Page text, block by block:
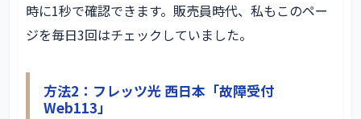
時に1秒で確認できます。販売員時代、私もこのペー
ジを毎日3回はチェックしていました。
方法2：フレッツ光 西日本「故障受付
Web113」